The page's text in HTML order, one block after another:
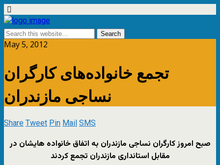
May 5, 2012
تجمع خانواده‌های کارگران
نساجی مازندران
ShareTweetPinMailSMS
صبح امروز کارگران نساجی مازندران به اتفاق خانواده هایشان در
مقابل استانداری مازندران تجمع کردند